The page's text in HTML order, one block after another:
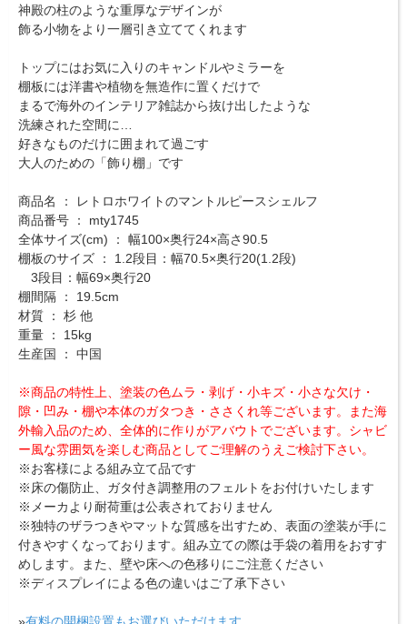
神殿の柱のような重厚なデザインが
飾る小物をより一層引き立ててくれます
トップにはお気に入りのキャンドルやミラーを
棚板には洋書や植物を無造作に置くだけで
まるで海外のインテリア雑誌から抜け出したような
洗練された空間に…
好きなものだけに囲まれて過ごす
大人のための「飾り棚」です
商品名 ： レトロホワイトのマントルピースシェルフ
商品番号 ： mty1745
全体サイズ(cm) ： 幅100×奥行24×高さ90.5
棚板のサイズ ： 1.2段目：幅70.5×奥行20(1.2段)
3段目：幅69×奥行20
棚間隔 ： 19.5cm
材質 ： 杉 他
重量 ： 15kg
生産国 ： 中国
※商品の特性上、塗装の色ムラ・剥げ・小キズ・小さな欠け・
隙・凹み・棚や本体のガタつき・ささくれ等ございます。また海
外輸入品のため、全体的に作りがアバウトでございます。シャビ
ー風な雰囲気を楽しむ商品としてご理解のうえご検討下さい。
※お客様による組み立て品です
※床の傷防止、ガタ付き調整用のフェルトをお付けいたします
※メーカより耐荷重は公表されておりません
※独特のザラつきやマットな質感を出すため、表面の塗装が手に
付きやすくなっております。組み立ての際は手袋の着用をおすす
めします。また、壁や床への色移りにご注意ください
※ディスプレイによる色の違いはご了承下さい